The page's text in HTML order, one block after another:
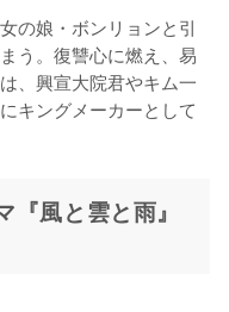
の娘・ボンリョンと引
う。復讐心に燃え、易
、興宣大院君やキム一
キングメーカーとして
風と雲と雨』